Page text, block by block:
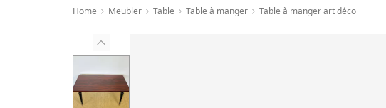
Home Meubler Table Table à manger Table à manger art déco